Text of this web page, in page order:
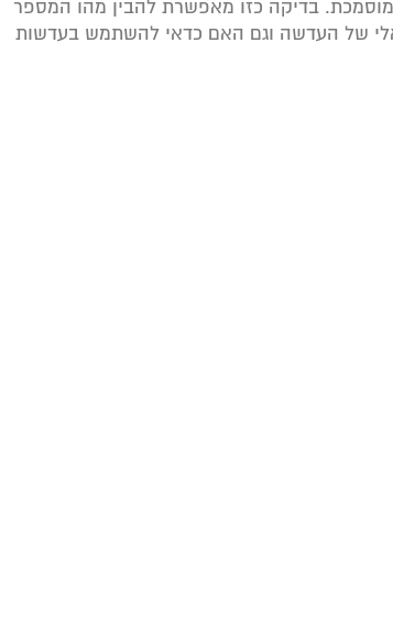
בדיקה כזו מאפשרת להבין מהו המספר
של העדשה וגם האם כדאי להשתמש בעדשות